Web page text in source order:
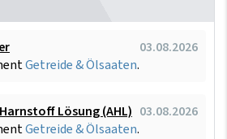
03.08.2026
Getreide & Ölsaaten.
Lösung (AHL) 03.08.2026
Getreide & Ölsaaten.